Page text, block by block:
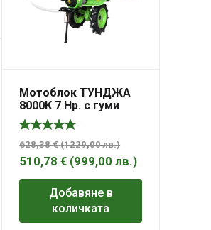
Мотоблок ТУНДЖА
8000К 7 Hp. с гуми
4х10
628,38€ (1229,00лв.)
510,78€ (999,00лв.)
Добавяне в
количката